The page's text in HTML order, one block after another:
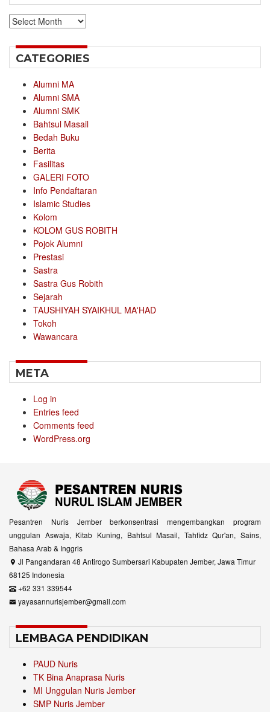
Archives
CATEGORIES
Alumni MA
Alumni SMA
Alumni SMK
Bahtsul Masail
Bedah Buku
Berita
Fasilitas
GALERI FOTO
Info Pendaftaran
Islamic Studies
Kolom
KOLOM GUS ROBITH
Pojok Alumni
Prestasi
Sastra
Sastra Gus Robith
Sejarah
TAUSHIYAH SYAIKHUL MA'HAD
Tokoh
Wawancara
META
Log in
Entries feed
Comments feed
WordPress.org
Pesantren Nuris Jember berkonsentrasi mengembangkan program
unggulan Aswaja, Kitab Kuning, Bahtsul Masail, Tahfidz Qur'an, Sains,
Bahasa Arab & Inggris
Jl Pangandaran 48 Antirogo Sumbersari Kabupaten Jember, Jawa Timur
68125 Indonesia
+62 331 339544
yayasannurisjember@gmail.com
LEMBAGA PENDIDIKAN
PAUD Nuris
TK Bina Anaprasa Nuris
MI Unggulan Nuris Jember
SMP Nuris Jember